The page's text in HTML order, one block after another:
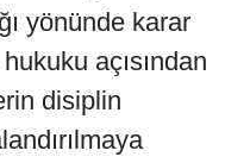
yönünde karar
açısından
disiplin